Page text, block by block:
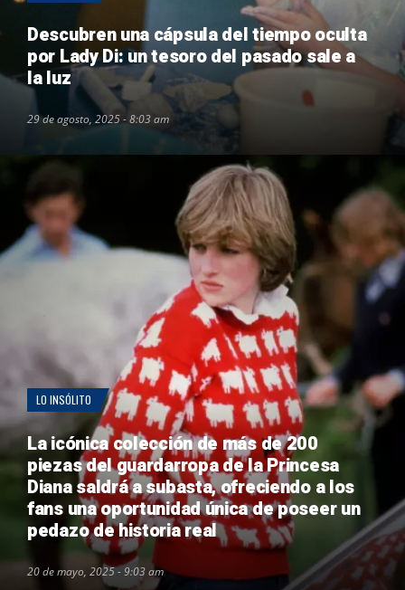
Descubren una cápsula del tiempo oculta
por Lady Di: un tesoro del pasado sale a
la luz
29 de agosto, 2025 - 8:03 am
LO INSÓLITO
La icónica colección de más de 200
piezas del guardarropa de la Princesa
Diana saldrá a subasta, ofreciendo a los
fans una oportunidad única de poseer un
pedazo de historia real
20 de mayo, 2025 - 9:03 am